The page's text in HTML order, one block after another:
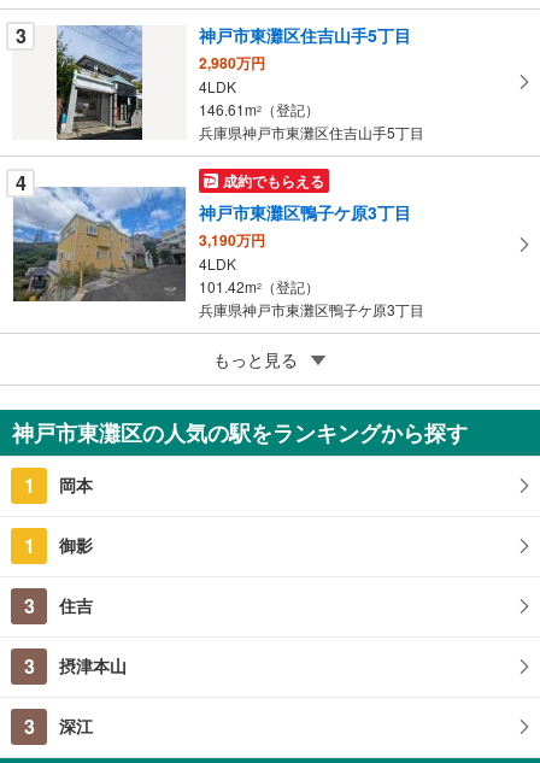
に
保
3 神戸市東灘区住吉山手5丁目
2,980万円
4LDK
146.61m2
（登記）
兵庫県神戸市東灘区住吉山手5丁目
4 成約でもらえる
神戸市東灘区鴨子ケ原3丁目
3,190万円
4LDK
101.42m2
（登記）
兵庫県神戸市東灘区鴨子ケ原3丁目
成約でもらえる
神戸市東灘区本山北町6丁目
1億2,000万円
8SLDK
もっと見る
神戸市東灘区の人気の駅をランキングから探す
1 岡本
1 御影
3 住吉
3 摂津本山
3 深江